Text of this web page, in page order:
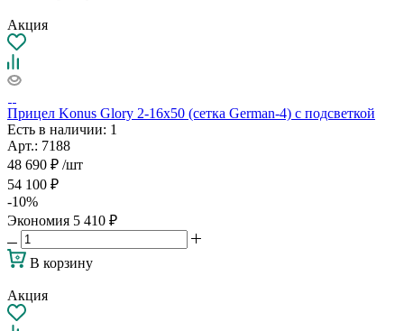
Акция
Прицел Konus Glory 2-16x50 (сетка German-4) с подсветкой
Есть в наличии: 1
Арт.: 7188
48 690 ₽ /шт
54 100 ₽
-10%
Экономия 5 410 ₽
В корзину
Акция